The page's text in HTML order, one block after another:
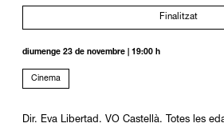
Finalitzat
diumenge 23 de novembre 19:00 h
Cinema
Dir. Eva Libertad. VO Castellà. Totes les